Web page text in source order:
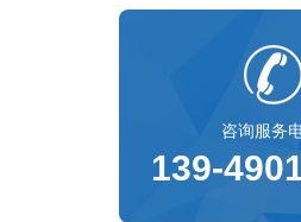
咨询服务
139-